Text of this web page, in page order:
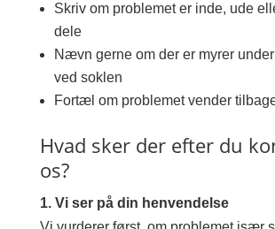
Skriv om problemet er inde, ude
dele
Nævn gerne om der er myrer
ved soklen
Fortæl om problemet vender
Hvad sker der efter du
os?
1. Vi ser på din henvendelse